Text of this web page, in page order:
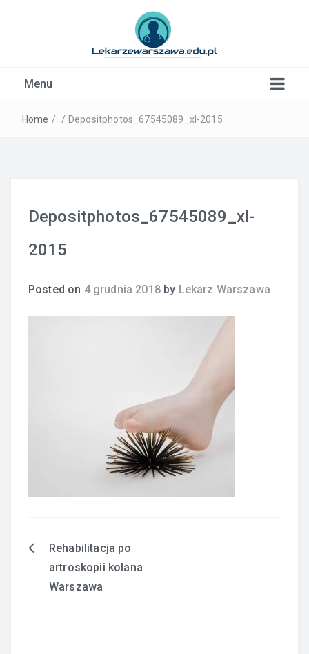
Menu
Home / / Depositphotos_67545089_xl-2015
Depositphotos_67545089_xl-
2015
Posted on 4 grudnia 2018by Lekarz Warszawa
Nawigacja
wpisu
Rehabilitacja po
artroskopii kolana
Warszawa